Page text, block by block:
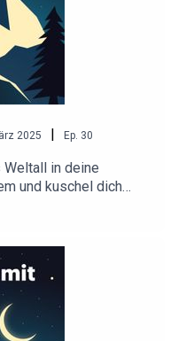
2025 | Ep. 30
in deine
und kuschel dich
Werbung
unserer
Schønlein MediaIn
Planetarium
Dr. Monika
Dr. Monika